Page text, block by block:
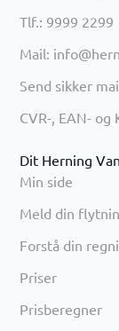
Tlf.: 9999 2299
Mail:
Send sikker
CVR-, EAN- og
Dit Herning
Min side
Meld din
Forstå din
Priser
Prisberegner